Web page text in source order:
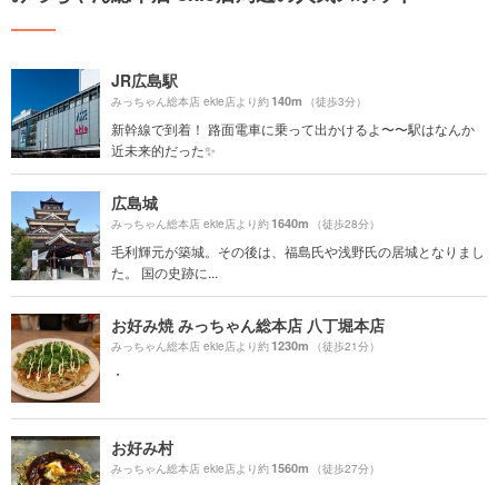
JR広島駅
みっちゃん総本店 ekie店より約140m （徒歩3分）
新幹線で到着！ 路面電車に乗って出かけるよ〜〜駅はなんか
近未来的だった✨
広島城
みっちゃん総本店 ekie店より約1640m （徒歩28分）
毛利輝元が築城。その後は、福島氏や浅野氏の居城となりまし
た。 国の史跡に...
お好み焼 みっちゃん総本店 八丁堀本店
みっちゃん総本店 ekie店より約1230m （徒歩21分）
・
お好み村
みっちゃん総本店 ekie店より約1560m （徒歩27分）